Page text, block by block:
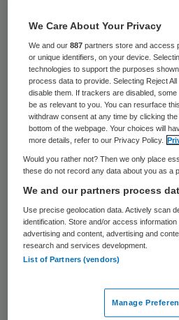
de Zorgstandaard
Volgens de KNOV staat
momenteel stil.
Om deze reden heeft de
bestuur van het College
(CPZ). In de brief vraagt
CPZ onderneemt omhet
trekken. Volgens de
Zorgstandaard hard
van integrale zorg.
Zorgstandaard een
zorg opleveren.
We Care About Your Privacy
We and our887 partners store and access
or unique identifiers, on your device.
technologies to support the purposes
process data to provide. Selecting Reject
disable them. If trackers are disabled,
be as relevant to you. You can resurface
withdraw consent at any time by clicking
bottom of the webpage. Your choices will
more details, refer to our Privacy Policy.
Would you rather not? Then we only place
these do not record any data about you as a
We and our partners process
Use precise geolocation data. Actively scan
identification. Store and/or access
advertising and content, advertising and
research and services development.
List of Partners (vendors)
Manage